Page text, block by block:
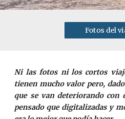
Fotos del
Ni las fotos ni los cortos
tienen mucho valor pero,
que se van deteriorando con
pensado que digitalizadas y